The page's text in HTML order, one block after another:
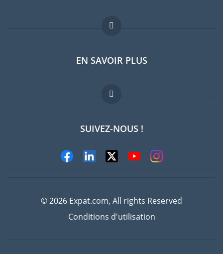
Forum expatriés
Guides pays
Offres d'emploi
EN SAVOIR PLUS
FAQ
Experts
SUIVEZ-NOUS !
© 2026 Expat.com, All rights Reserved
Conditions d'utilisation